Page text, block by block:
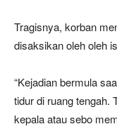
Tragisnya, korban
disaksikan oleh oleh
“Kejadian bermula
tidur di ruang tengah.
kepala atau sebo